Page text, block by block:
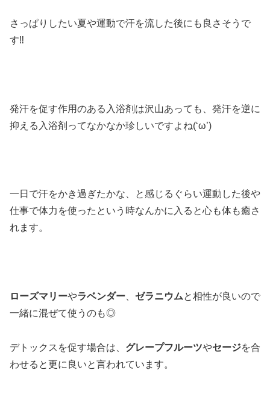
さっぱりしたい夏や運動で汗を流した後にも良さそうで
す‼
発汗を促す作用のある入浴剤は沢山あっても、発汗を逆に
抑える入浴剤ってなかなか珍しいですよね(‘ω’)
一日で汗をかき過ぎたかな、と感じるぐらい運動した後や
仕事で体力を使ったという時なんかに入ると心も体も癒さ
れます。
ローズマリーやラベンダー ゼラニウムと相性が良いので
一緒に混ぜて使うのも◎
デトックスを促す場合は、 グレープフルーツやセージを合
わせると更に良いと言われています。